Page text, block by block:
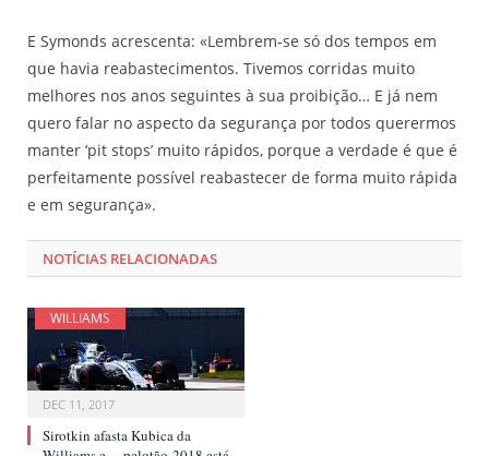
E Symonds acrescenta: «Lembrem-se só dos tempos em
que havia reabastecimentos. Tivemos corridas muito
melhores nos anos seguintes à sua proibição… E já nem
quero falar no aspecto da segurança por todos querermos
manter ‘pit stops’ muito rápidos, porque a verdade é que é
perfeitamente possível reabastecer de forma muito rápida
e em segurança».
NOTÍCIAS RELACIONADAS
WILLIAMS
DEC 11, 2017
Sirotkin afasta Kubica da